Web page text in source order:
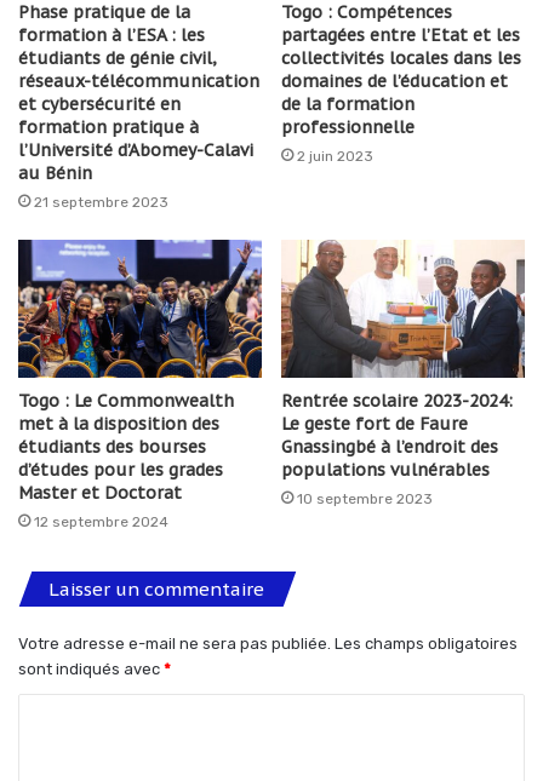
Phase pratique de la
formation à l’ESA : les
étudiants de génie civil,
réseaux-télécommunication
et cybersécurité en
formation pratique à
l’Université d’Abomey-Calavi
au Bénin
21 septembre 2023
Togo : Compétences
partagées entre l’Etat et les
collectivités locales dans les
domaines de l’éducation et
de la formation
professionnelle
2 juin 2023
Togo : Le Commonwealth
met à la disposition des
étudiants des bourses
d’études pour les grades
Master et Doctorat
12 septembre 2024
Rentrée scolaire 2023-2024:
Le geste fort de Faure
Gnassingbé à l’endroit des
populations vulnérables
10 septembre 2023
Laisser un commentaire
Votre adresse e-mail ne sera pas publiée. Les champs obligatoires
sont indiqués avec *